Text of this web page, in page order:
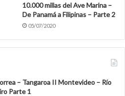
10.000 millas del Ave Marina –
De Panamá a Filipinas – Parte 2
05/07/2020
– Tangaroa II Montevideo – Río
Parte 1